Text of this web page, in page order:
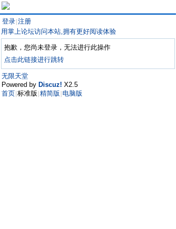
登录 注册
用掌上论坛访问本站,拥有更好阅读体验
抱歉，您尚未登录，无法进行此操作
点击此链接进行跳转
无限天堂
Powered by Discuz! X2.5
首页 标准版 精简版 电脑版